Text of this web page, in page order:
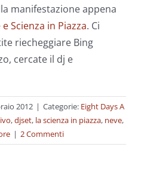
manifestazione appena
Scienza in Piazza. Ci
riecheggiare Bing
cercate il dj e
2012 | Categorie: Eight Days A
,djset, la scienza in piazza, neve,
| 2 Commenti